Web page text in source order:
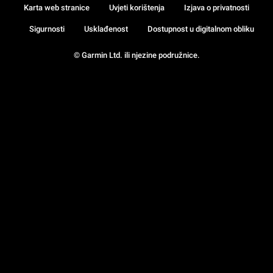
© Garmin Ltd. ili njezine podružnice.
Karta web stranice Uvjeti korištenja Izjava o privatnosti
Sigurnosti Usklađenost Dostupnost u digitalnom obliku